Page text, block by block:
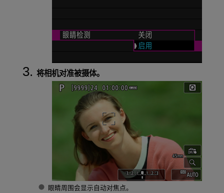
将相机对准被摄体。
眼睛周围会显示自动对焦点。